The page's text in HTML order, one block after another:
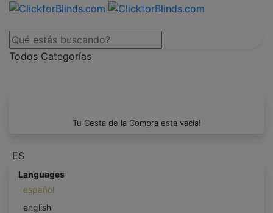
Todos Categorías
Tu Cesta de la Compra esta vacia!
ES
Languages
español
english